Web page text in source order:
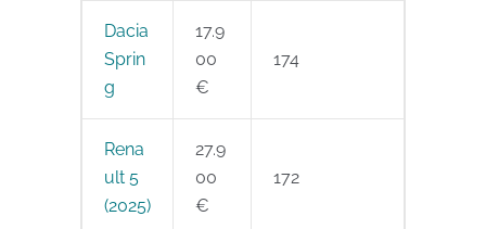
Dacia
Sprin
g
17.9
00
€
174
Rena
ult 5
(2025)
27.9
00
€
172